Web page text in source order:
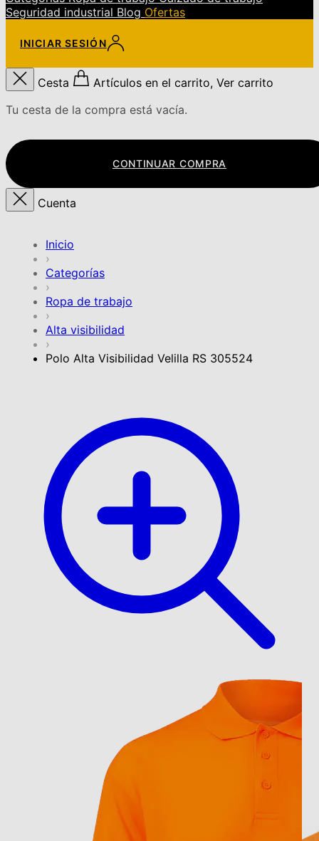
Seguridad industrial Blog Ofertas
INICIAR SESIÓN
Cesta
Artículos en el carrito, Ver carrito
Tu cesta de la compra está vacía.
CONTINUAR COMPRA
Cuenta
Inicio
›
Categorías
›
Ropa de trabajo
›
Alta visibilidad
›
Polo Alta Visibilidad Velilla RS 305524